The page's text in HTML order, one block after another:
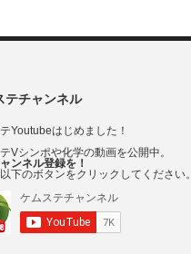
テチャンネル
Youtubeはじめました！
Vシンポや化学の動画を公開中。
ンネル登録を！
下のボタンをクリックしてください。